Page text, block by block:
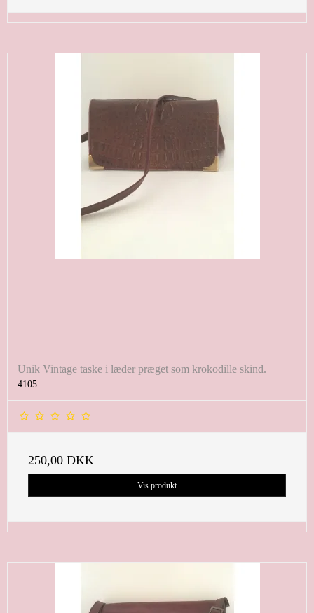
Unik Vintage taske i læder præget som krokodille skind.
4105
250,00 DKK
Vis produkt